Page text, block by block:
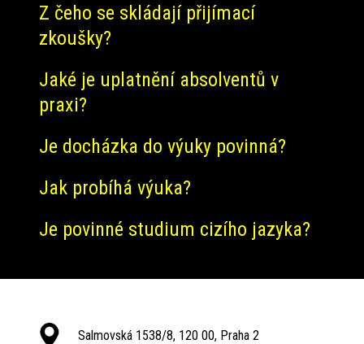
Z čeho se skládají přijímací
zkoušky?
Jaké je uplatnění absolventů v
praxi?
Je docházka do výuky povinná?
Jak probíhá výuka?
Je povinné studium cizího jazyka?
Salmovská 1538/8, 120 00, Praha 2